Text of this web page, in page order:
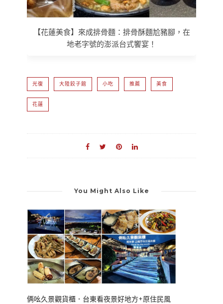
【花蓮美食】來成排骨麵：排骨酥麵尬豬腳，在
地老字號的澎派台式饗宴！
光復 大陸餃子館 小吃 推薦 美食
花蓮
You Might Also Like
俩吆久景觀貨櫃．台東看夜景好地方+原住民風